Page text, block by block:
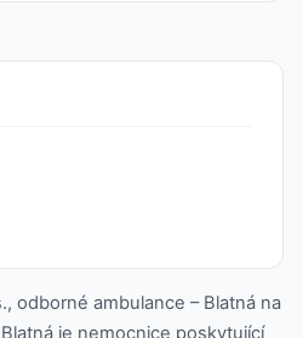
odborné ambulance – Blatná na
je nemocnice poskytující